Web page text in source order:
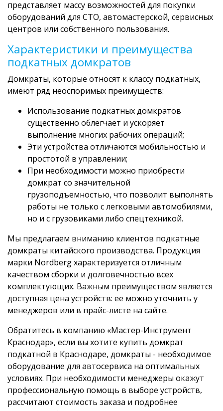
представляет массу возможностей для покупки
оборудований для СТО, автомастерской, сервисных
центров или собственного пользования.
Характеристики и преимущества
подкатных домкратов
Домкраты, которые относят к классу подкатных,
имеют ряд неоспоримых преимуществ:
Использование подкатных домкратов
существенно облегчает и ускоряет
выполнение многих рабочих операций;
Эти устройства отличаются мобильностью и
простотой в управлении;
При необходимости можно приобрести
домкрат со значительной
грузоподъемностью, что позволит выполнять
работы не только с легковыми автомобилями,
но и с грузовиками либо спецтехникой.
Мы предлагаем вниманию клиентов подкатные
домкраты китайского производства. Продукция
марки Nordberg характеризуется отличным
качеством сборки и долговечностью всех
комплектующих. Важным преимуществом является
доступная цена устройств: ее можно уточнить у
менеджеров или в прайс-листе на сайте.
Обратитесь в компанию «Мастер-Инструмент
Краснодар», если вы хотите купить домкрат
подкатной в Краснодаре, домкраты - необходимое
оборудование для автосервиса на оптимальных
условиях. При необходимости менеджеры окажут
профессиональную помощь в выборе устройств,
рассчитают стоимость заказа и подробнее